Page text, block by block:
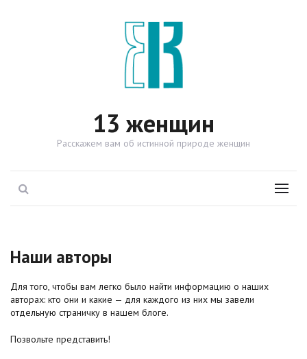
13 женщин
Расскажем вам об истинной природе женщин
Menu
Наши авторы
Для того, чтобы вам легко было найти информацию о наших
авторах: кто они и какие — для каждого из них мы завели
отдельную страничку в нашем блоге.
Позвольте представить!